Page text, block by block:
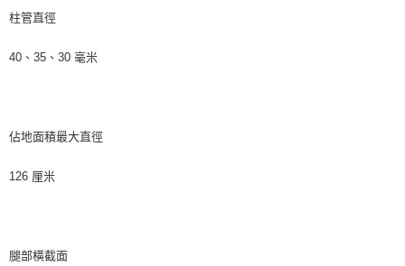
柱管直徑
40、35、30 毫米
佔地面積最大直徑
126 厘米
腿部橫截面